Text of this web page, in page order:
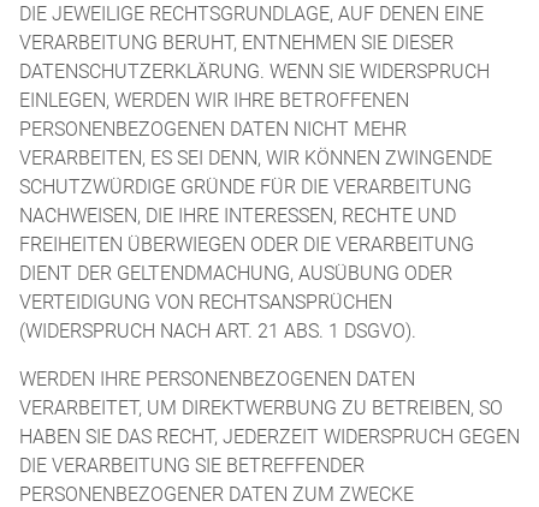
DIE JEWEILIGE RECHTSGRUNDLAGE, AUF DENEN EINE
VERARBEITUNG BERUHT, ENTNEHMEN SIE DIESER
DATENSCHUTZERKLÄRUNG. WENN SIE WIDERSPRUCH
EINLEGEN, WERDEN WIR IHRE BETROFFENEN
PERSONENBEZOGENEN DATEN NICHT MEHR
VERARBEITEN, ES SEI DENN, WIR KÖNNEN ZWINGENDE
SCHUTZWÜRDIGE GRÜNDE FÜR DIE VERARBEITUNG
NACHWEISEN, DIE IHRE INTERESSEN, RECHTE UND
FREIHEITEN ÜBERWIEGEN ODER DIE VERARBEITUNG
DIENT DER GELTENDMACHUNG, AUSÜBUNG ODER
VERTEIDIGUNG VON RECHTSANSPRÜCHEN
(WIDERSPRUCH NACH ART. 21 ABS. 1 DSGVO).
WERDEN IHRE PERSONENBEZOGENEN DATEN
VERARBEITET, UM DIREKTWERBUNG ZU BETREIBEN, SO
HABEN SIE DAS RECHT, JEDERZEIT WIDERSPRUCH GEGEN
DIE VERARBEITUNG SIE BETREFFENDER
PERSONENBEZOGENER DATEN ZUM ZWECKE